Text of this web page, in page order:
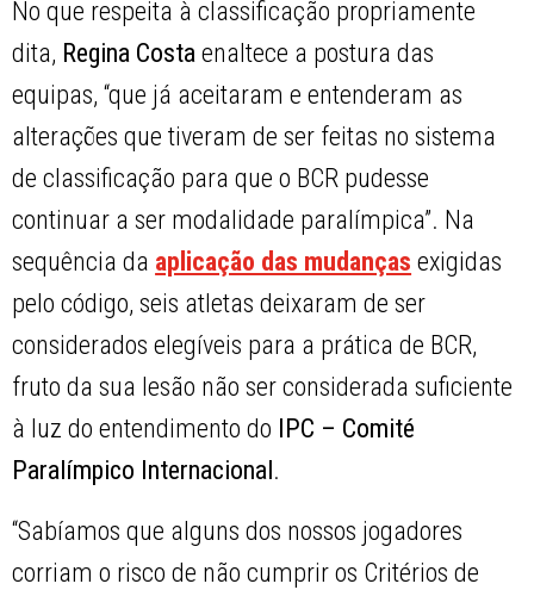
No que respeita à classificação propriamente
dita, Regina Costa enaltece a postura das
equipas, “que já aceitaram e entenderam as
alterações que tiveram de ser feitas no sistema
de classificação para que o BCR pudesse
continuar a ser modalidade paralímpica”. Na
sequência da aplicação das mudanças exigidas
pelo código, seis atletas deixaram de ser
considerados elegíveis para a prática de BCR,
fruto da sua lesão não ser considerada suficiente
à luz do entendimento do
IPC – Comité
Paralímpico Internacional .
“Sabíamos que alguns dos nossos jogadores
corriam o risco de não cumprir os Critérios de